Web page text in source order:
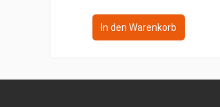
In den Warenkorb